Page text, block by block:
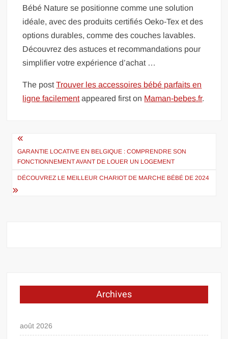
Bébé Nature se positionne comme une solution
idéale, avec des produits certifiés Oeko-Tex et des
options durables, comme des couches lavables.
Découvrez des astuces et recommandations pour
simplifier votre expérience d’achat …
The postTrouver les accessoires bébé parfaits en
ligne facilementappeared first on Maman-bebes.fr.
Navigation
de
l’article
GARANTIE LOCATIVE EN BELGIQUE : COMPRENDRE SON
FONCTIONNEMENT AVANT DE LOUER UN LOGEMENT
DÉCOUVREZ LE MEILLEUR CHARIOT DE MARCHE BÉBÉ DE 2024
Archives
août 2026